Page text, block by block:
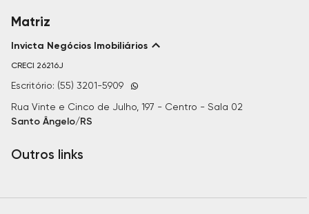
Matriz
Invicta Negócios Imobiliários
CRECI 26216J
Escritório: (55) 3201-5909
Rua Vinte e Cinco de Julho, 197 - Centro - Sala 02
Santo Ângelo/RS
Outros links